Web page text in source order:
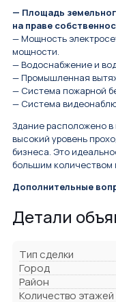
— Площадь
на праве
— Мощность
мощности.
— Водоснабжение и
— Промышленная
— Система пожарной
— Система
Здание расположено в
высокий уровень
бизнеса. Это
большим количеством
Дополнительные
Детали
Тип сделки
Город
Район
Количество этажей